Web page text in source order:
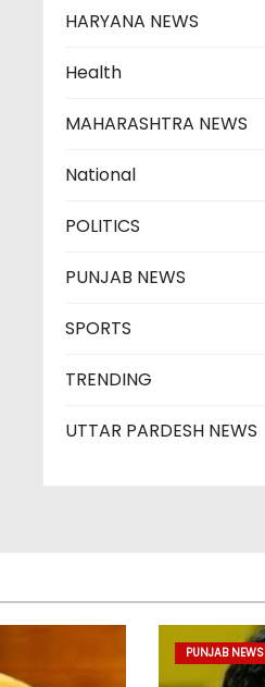
HARYANA NEWS
Health
MAHARASHTRA NEWS
National
POLITICS
PUNJAB NEWS
SPORTS
TRENDING
UTTAR PARDESH NEWS
PUNJAB NEWS